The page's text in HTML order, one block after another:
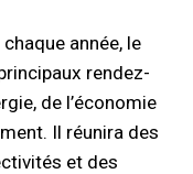
année, le
rendez-
de l’économie
Il réunira des
et des